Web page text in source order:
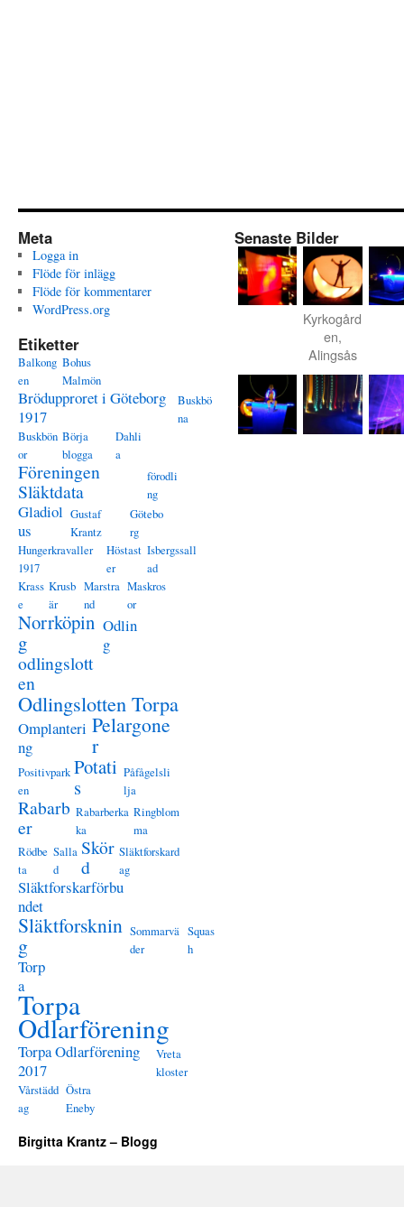
Meta
Logga in
Flöde för inlägg
Flöde för kommentarer
WordPress.org
Etiketter
Balkong
en
Bohus
Malmön
Brödupproret i Göteborg
1917
Buskbö
na
Buskbön
or
Börja
blogga
Dahli
a
Föreningen
Släktdata
förodli
ng
Gladiol
us
Gustaf
Krantz
Götebo
rg
Hungerkravaller
1917
Höstast
er
Isbergssall
ad
Krass
e
Krusb
är
Marstra
nd
Maskros
or
Norrköpin
g
Odlin
g
odlingslott
en
Odlingslotten Torpa
Omplanteri
ng
Pelargone
r
Positivpark
en
Potati
s
Påfågelsli
lja
Rabarb
er
Rabarberka
ka
Ringblom
ma
Rödbe
ta
Salla
d
Skör
d
Släktforskard
ag
Släktforskarförbu
ndet
Släktforsknin
g
Sommarvä
der
Squas
h
Torp
a
Torpa
Odlarförening
Torpa Odlarförening
2017
Vreta
kloster
Vårstädd
ag
Östra
Eneby
Senaste Bilder
Kyrkogård
en,
Alingsås
Birgitta Krantz – Blogg